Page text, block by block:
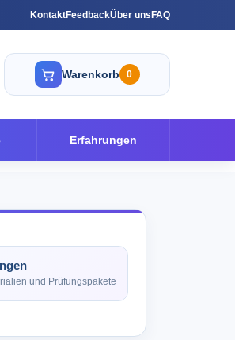
KontaktFeedbackÜber uns FAQ
Warenkorb 0
Erfahrungen
und Prüfungspakete